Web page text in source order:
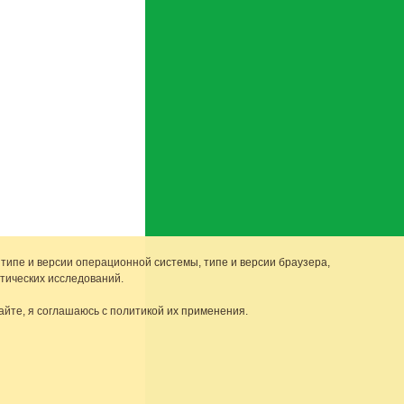
и версии операционной системы, типе и версии браузера,
исследований.
я соглашаюсь с политикой их применения.